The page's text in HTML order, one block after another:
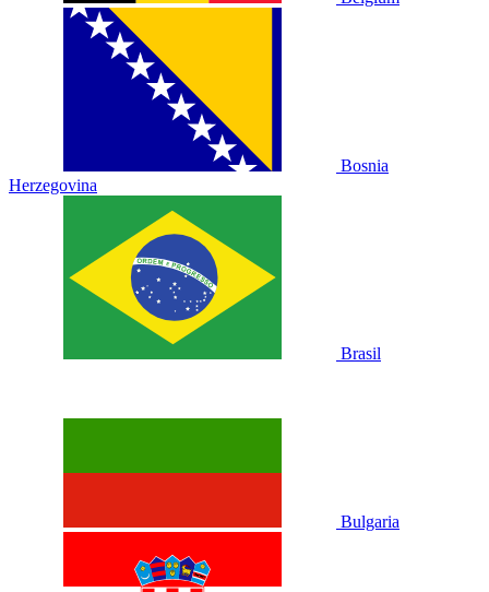
Bosnia
Herzegovina
Brasil
Bulgaria